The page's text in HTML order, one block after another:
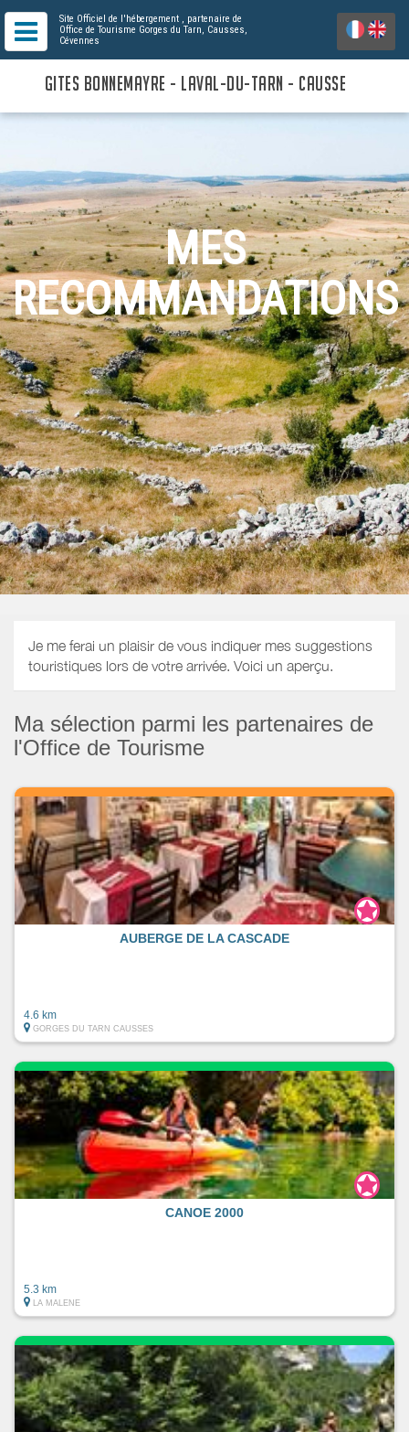
Site Officiel de l'hébergement , partenaire de
Office de Tourisme Gorges du Tarn, Causses,
Cévennes
GITES BONNEMAYRE - LAVAL-DU-TARN - CAUSSE
MES
RECOMMANDATIONS
Je me ferai un plaisir de vous indiquer mes suggestions
touristiques lors de votre arrivée. Voici un aperçu.
Ma sélection parmi les partenaires de
l'Office de Tourisme
AUBERGE DE LA CASCADE
4.6 km
GORGES DU TARN CAUSSES
CANOE 2000
5.3 km
LA MALENE